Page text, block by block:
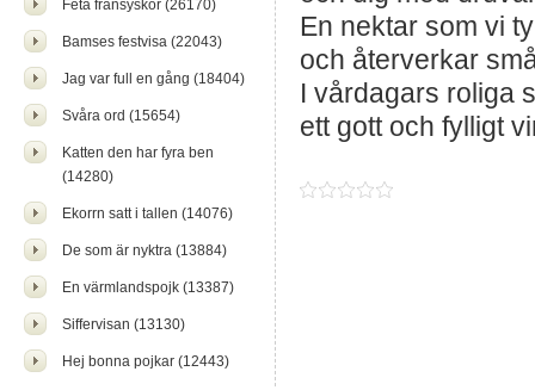
Feta fransyskor (26170)
Bamses festvisa (22043)
Jag var full en gång (18404)
Svåra ord (15654)
Katten den har fyra ben
(14280)
Ekorrn satt i tallen (14076)
De som är nyktra (13884)
En värmlandspojk (13387)
Siffervisan (13130)
Hej bonna pojkar (12443)
En nektar som vi
och återverkar
I vårdagars roliga
ett gott och fylligt